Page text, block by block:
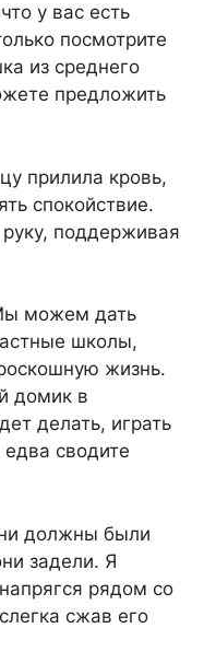
у вас есть
посмотрите
из среднего
предложить
прилила кровь,
спокойствие.
поддерживая
можем дать
школы,
жизнь.
домик в
делать, играть
сводите
должны были
задели. Я
рядом со
сжав его